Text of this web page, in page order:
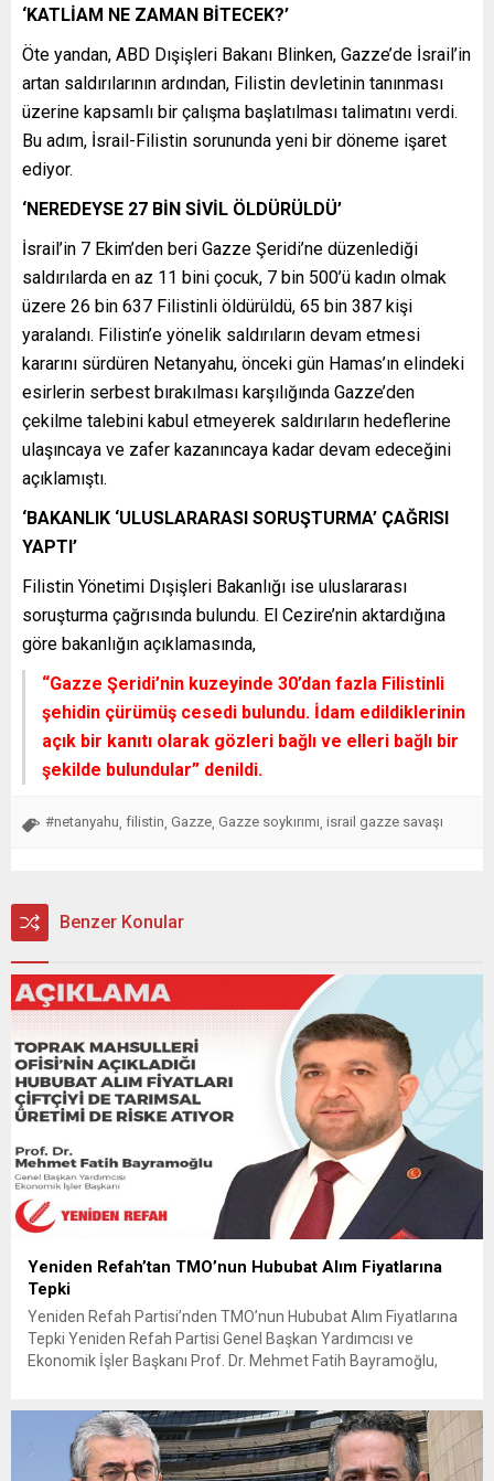
‘KATLİAM NE ZAMAN BİTECEK?’
Öte yandan, ABD Dışişleri Bakanı Blinken, Gazze’de İsrail’in
artan saldırılarının ardından, Filistin devletinin tanınması
üzerine kapsamlı bir çalışma başlatılması talimatını verdi.
Bu adım, İsrail-Filistin sorununda yeni bir döneme işaret
ediyor.
‘NEREDEYSE 27 BİN SİVİL ÖLDÜRÜLDÜ’
İsrail’in 7 Ekim’den beri Gazze Şeridi’ne düzenlediği
saldırılarda en az 11 bini çocuk, 7 bin 500’ü kadın olmak
üzere 26 bin 637 Filistinli öldürüldü, 65 bin 387 kişi
yaralandı. Filistin’e yönelik saldırıların devam etmesi
kararını sürdüren Netanyahu, önceki gün Hamas’ın elindeki
esirlerin serbest bırakılması karşılığında Gazze’den
çekilme talebini kabul etmeyerek saldırıların hedeflerine
ulaşıncaya ve zafer kazanıncaya kadar devam edeceğini
açıklamıştı.
‘BAKANLIK ‘ULUSLARARASI SORUŞTURMA’ ÇAĞRISI
YAPTI’
Filistin Yönetimi Dışişleri Bakanlığı ise uluslararası
soruşturma çağrısında bulundu. El Cezire’nin aktardığına
göre bakanlığın açıklamasında,
“Gazze Şeridi’nin kuzeyinde 30’dan fazla Filistinli
şehidin çürümüş cesedi bulundu. İdam edildiklerinin
açık bir kanıtı olarak gözleri bağlı ve elleri bağlı bir
şekilde bulundular” denildi.
#netanyahu filistin Gazze Gazze soykırımı israil gazze savaşı
Benzer Konular
Yeniden Refah’tan TMO’nun Hububat Alım Fiyatlarına
Tepki
Yeniden Refah Partisi’nden TMO’nun Hububat Alım Fiyatlarına
Tepki Yeniden Refah Partisi Genel Başkan Yardımcısı ve
Ekonomik İşler Başkanı Prof. Dr. Mehmet Fatih Bayramoğlu,
fiyatların çiftçinin artan maliyetlerini karşılamaktan uzak
olduğunu savunarak fiyatların yeniden değerlendirilmesi
çağrısında...